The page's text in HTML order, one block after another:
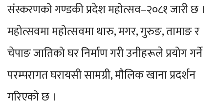
संस्करणको गण्डकी प्रदेश महोत्सव–२०८१ जारी छ ।
महोत्सवमा महोत्सवमा थारु, मगर, गुरुङ, तामाङ र
चेपाङ जातिको घर निर्माण गरी उनीहरूले प्रयोग गर्ने
परम्परागत घरायसी सामग्री, मौलिक खाना प्रदर्शन
गरिएको छ ।